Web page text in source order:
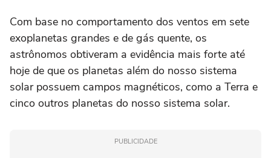
Com base no comportamento dos ‌ventos em sete
exoplanetas grandes e de gás quente, os
astrônomos obtiveram a evidência mais forte até
hoje de que os planetas além do nosso sistema
solar possuem campos magnéticos, como a Terra e
cinco outros planetas do nosso sistema solar.
PUBLICIDADE